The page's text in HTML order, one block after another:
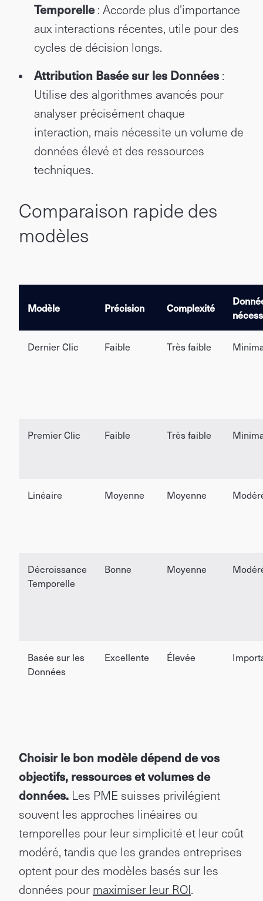
Temporelle: Accorde plus d'importance
aux interactions récentes, utile pour des
cycles de décision longs.
Attribution Basée sur les Données:
Utilise des algorithmes avancés pour
analyser précisément chaque
interaction, mais nécessite un volume de
données élevé et des ressources
techniques.
Comparaison rapide des
modèles
Modèle Précision Complexité
Dernier Clic Faible Très faible
Premier Clic Faible Très faible
Linéaire Moyenne Moyenne
Décroissance
Temporelle
Bonne Moyenne
Basée sur les
Données
Excellente Élevée
Choisir le bon modèle dépend de vos
objectifs, ressources et volumes de
données. Les PME suisses privilégient
souvent les approches linéaires ou
temporelles pour leur simplicité et leur coût
modéré, tandis que les grandes entreprises
optent pour des modèles basés sur les
données pour maximiser leur ROI.